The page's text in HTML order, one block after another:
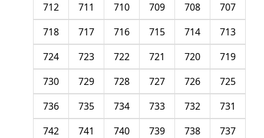
707
708
709
710
711
712
713
714
715
716
717
718
719
720
721
722
723
724
725
726
727
728
729
730
731
732
733
734
735
736
737
738
739
740
741
742